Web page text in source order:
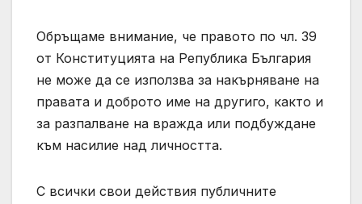
Обръщаме внимание, че правото по чл. 39
от Конституцията на Република България
не може да се използва за накърняване на
правата и доброто име на другиго, както и
за разпалване на вражда или подбуждане
към насилие над личността.
С всички свои действия публичните